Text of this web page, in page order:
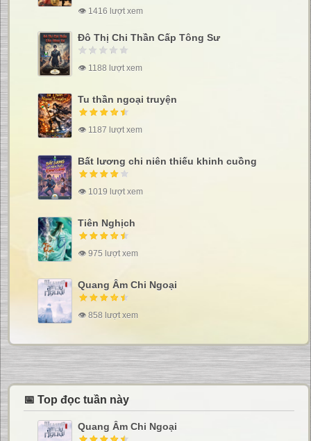
👁 1416 lượt xem
Đô Thị Chi Thần Cấp Tông Sư
👁 1188 lượt xem
Tu thần ngoại truyện
👁 1187 lượt xem
Bất lương chi niên thiếu khinh cuồng
👁 1019 lượt xem
Tiên Nghịch
👁 975 lượt xem
Quang Âm Chi Ngoại
👁 858 lượt xem
📅 Top đọc tuần này
Quang Âm Chi Ngoại